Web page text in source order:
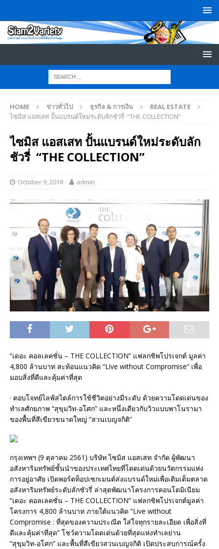
HOME ข่าวทั่วไป ธุรกิจ & การเงิน
REAL ESTATE
ไซมิส แอสเสท ปั้นแบรนด์ใหม่ระดับลักชัวรี่ “THE COLLECTION”
ไซมิส แอสเสท ปั้นแบรนด์ใหม่ระดับลัก
ชัวรี่ “THE COLLECTION”
October 9, 2018 admin
“เดอะ คอลเลคชั่น – THE COLLECTION” แฟลกชิพโปรเจกต์ มูลค่า
4,800 ล้านบาท สะท้อนแนวคิด “Live without Compromise” เพื่อ
มอบสิ่งที่ดีและคุ้มค่าที่สุด
· ตอบโจทย์ไลฟ์สไตล์การใช้ชีวิตอย่างมีระดับ ด้วยความโดดเด่นของ
ทำเลศักยภาพ “สุขุมวิท-อโศก” และหนึ่งเดียวกับวิวแบบพาโนรามา
ของพื้นที่สีเขียวขนาดใหญ่ “สวนเบญจกิติ”
กรุงเทพฯ (9 ตุลาคม 2561) บริษัท ไซมิส แอสเสท จำกัด ผู้พัฒนา
อสังหาริมทรัพย์ชั้นนำของประเทศไทยที่โดดเด่นด้วยนวัตกรรมแห่ง
การอยู่อาศัย เปิดพอร์ตท็อปเซกเมนต์ส่งแบรนด์ใหม่เพื่อเติมเต็มตลาด
อสังหาริมทรัพย์ระดับลักชัวรี่ ล่าสุดพัฒนาโครงการคอนโดมิเนียม
“เดอะ คอลเลคชั่น – THE COLLECTION” แฟลกชิพโปรเจกต์มูลค่า
โครงการ 4,800 ล้านบาท ภายใต้แนวคิด “Live without
Compromise : ที่สุดของความประณีต ใส่ใจทุกรายละเอียด เพื่อสิ่งที่
ดีและคุ้มค่าที่สุด” โชว์ความโดดเด่นด้วยที่สุดแห่งทำเลย่าน
“สุขุมวิท-อโศก” และพื้นที่สีเขียวสวนเบญจกิติ เปิดประสบการณ์ครั้ง